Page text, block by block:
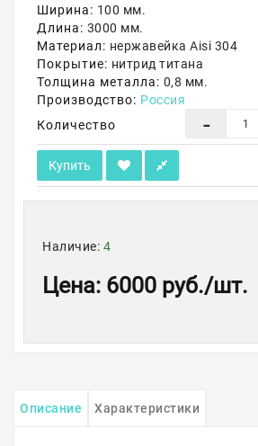
Ширина: 100 мм.
Длина: 3000 мм.
Материал: нержавейка Aisi 304
Покрытие: нитрид титана
Толщина металла: 0,8 мм.
Производство: Россия
Количество
Купить
Наличие: 4
Цена: 6000 руб./шт.
Описание Характеристики